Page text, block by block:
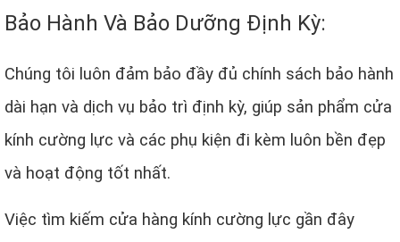
Bảo Hành Và Bảo Dưỡng Định Kỳ:
Chúng tôi luôn đảm bảo đầy đủ chính sách bảo hành
dài hạn và dịch vụ bảo trì định kỳ, giúp sản phẩm cửa
kính cường lực và các phụ kiện đi kèm luôn bền đẹp
và hoạt động tốt nhất.
Việc tìm kiếm cửa hàng kính cường lực gần đây